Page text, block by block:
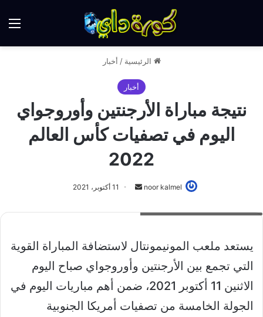
الرئيسية / أخبار
أخبار
نتيجة مباراة الأرجنتين وأوروجواي
اليوم في تصفيات كأس العالم
2022
noor kalmel
أرسل
إلكترونيا
11 أكتوبر، 2021
يستعد ملعب المونيمونتال لاستضافة المباراة القوية
التي تجمع بين الأرجنتين وأوروجواي صباح اليوم
الاثنين 11 أكتوبر 2021، ضمن أهم مباريات اليوم في
الجولة الخامسة من تصفيات أمريكا الجنوبية